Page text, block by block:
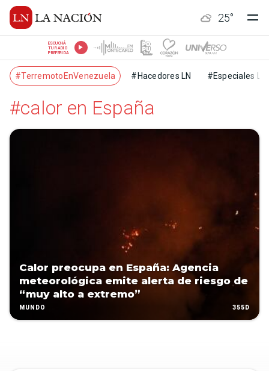
25°
ESCUCHÁ
TU RADIO
PREFERIDA
#TerremotoEnVenezuela #Hacedores LN #Especiales LN
#calor en España
Calor preocupa en España: Agencia
meteorológica emite alerta de riesgo de
“muy alto a extremo”
MUNDO 355D